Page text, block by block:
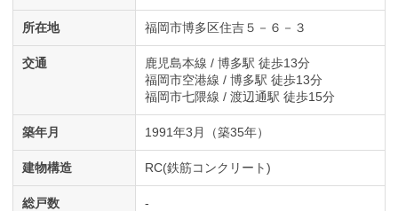
所在地 福岡市博多区住吉５－６－３
交通
鹿児島本線 / 博多駅 徒歩13分
福岡市空港線 / 博多駅 徒歩13分
福岡市七隈線 / 渡辺通駅 徒歩15分
築年月 1991年3月（築35年）
建物構造 RC(鉄筋コンクリート)
総戸数 -